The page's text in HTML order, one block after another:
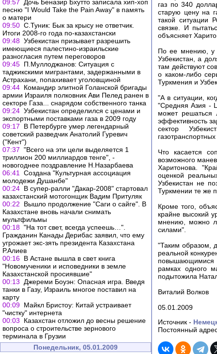
09:57
Дочь Беназир Бхутто записала хип-хоп
песню "I Would Take the Pain Away" в память
о матери
09:50 С.Туник: Бык за крысу не ответчик.
Итоги 2008-го года по-казахстански
09:48 Узбекистан призывает разрешить
имеющиеся палестино-израильские
разногласия путем переговоров
09:45 П.Муллоджанов: Ситуация с
таджикскими мигрантами, задержанными в
Астрахани, попахивает уголовщиной
09:44 Командир элитной Голанской бригады
армии Израиля полковник Ави Пелед ранен в
секторе Газа... снарядом собственного танка
09:24 Узбекистан определился с ценами и
экспортными поставками газа в 2009 году
09:17
В Петербурге умер легендарный
советский разведчик Анатолий Гуревич
("Кент")
07:37 "Всего на эти цели выделяется 1
триллион 200 миллиардов тенге", -
новогоднее поздравление Н.Назарбаева
06:41
Создана "Культурная ассоциация
молодежи Душанбе"
00:24 В супер-ралли "Дакар-2008" стартовал
казахстанский мотогонщик Вадим Притуляк
00:22
Вышло продолжение "Саги о сайге". В
Казахстане вновь начали снимать
мультфильмы
00:18 "На тот свет, всегда успеешь…".
Гражданин Канады Дерибас заявил, что ему
угрожает экс-зять президента Казахстана
Р.Алиев
00:16 В Астане вышла в свет книга
"Новомученики и исповедники в земле
Казахстанской просиявшие"
00:13
Джереми Боуэн: Опасная игра. Введя
танки в Газу, Израиль многое поставил на
карту
00:09 Майкл Бристоу: Китай устраивает
"чистку" интернета
00:03
Казахстан отложил до весны решение
вопроса о строительстве зернового
терминала в Грузии
Понедельник, 05.01.2009
газ по 340
старую цену на
такой ситуации
связке. И
объясняет
По ее мнению, у
Узбекистан, а
там действуют
о каком-либо
Туркмения и
"А в ситуации,
"Средняя Азия -
может решаться
эффективность
сектор
Что касается
возможного
Харитонова.
оценкой
Узбекистан не
Туркмении те же
Кроме того,
крайне высокий
мнению, можно
силами".
"Таким образом,
реальной
повышающимися
рамках одного
подытожила
Виталий Волков
05.01.2009
Источник -
Постоянный